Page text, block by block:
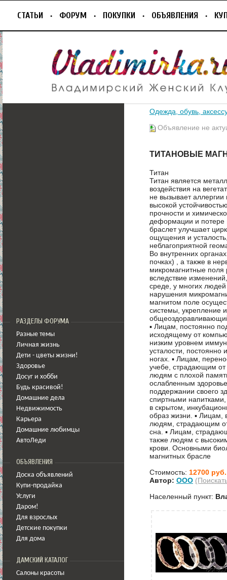
СТАТЬИ ФОРУМ ПОКУПКИ ОБЪЯВЛЕНИЯ
РАЗДЕЛЫ ФОРУМА
Разные темы
Личная жизнь
Дети - цветы жизни!
Здоровье
Досуг и хобби
Будь красивой!
Домашние дела
Недвижимость
Карьера
Домашние любимцы
АвтоЛеди
ОБЪЯВЛЕНИЯ
Доска объявлений
Купи-продайка
Услуги
Даром!
Для взрослых
Детские покупки
Для дома
ДАМСКИЙ КАТАЛОГ
Салоны красоты
Одежда, обувь,
Объявление не
ТИТАНОВЫЕ
Титан
Титан является
воздействия на
не вызывает
высокой
прочности и
деформации и потере
браслет улучшает
ощущения и
неблагоприятной
Во внутренних
почках) , а также в
микромагнитные поля
вследствие
среде, у многих
нарушения
магнитом поле
системы, укрепление
▪ Лицам, постоянно
исходящему от
низким уровнем
усталости,
ногах. ▪ Лицам,
учебе, страдающим от
людям с плохой
ослабленным
поддержании своего
спиртными
в скрытом,
образ жизни. ▪ Лицам,
людям, страдающим от
сна. ▪ Лицам,
также людям с
крови. Основными
магнитных брасле
Стоимость: 12700 руб.
Автор: OOO
Населенный пункт: